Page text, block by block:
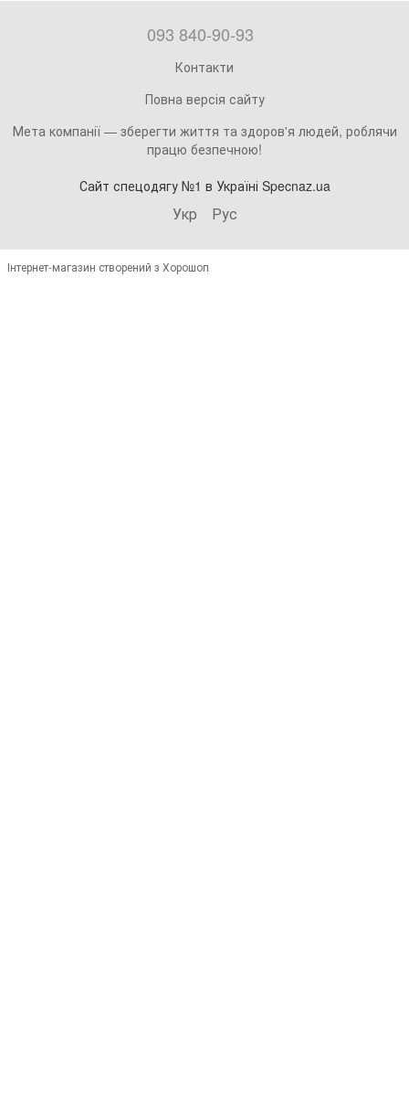
093 840-90-93
Контакти
Повна версія сайту
Мета компанії — зберегти життя та здоров'я людей, роблячи
працю безпечною!
Сайт спецодягу №1 в Україні Specnaz.ua
Укр Рус
Інтернет-магазин створений з Хорошоп